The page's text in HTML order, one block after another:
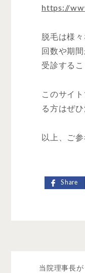
https://
脱毛は様
回数や期
受診する
このサイ
る方はぜ
以上、ご
Share
当院理事長